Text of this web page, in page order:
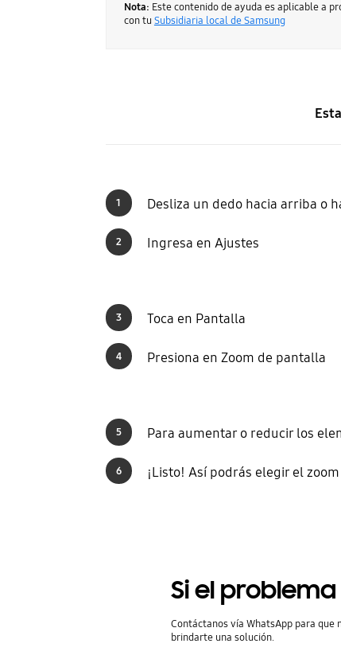
Nota: Este contenido de ayuda es aplicable a
con tu Subsidiaria local de Samsung
1 Desliza un dedo hacia arriba o
2 Ingresa en Ajustes
3 Toca en Pantalla
4 Presiona en Zoom de pantalla
5 Para aumentar o reducir los
6 ¡Listo! Así podrás elegir el
Si el
Contáctanos vía WhatsApp para que
brindarte una solución.